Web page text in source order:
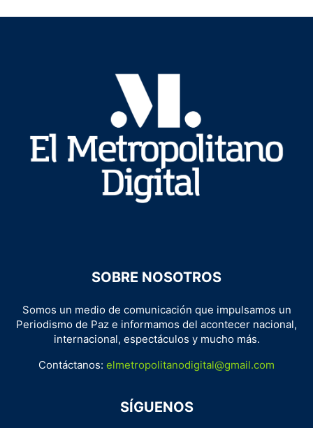
SOBRE NOSOTROS
Somos un medio de comunicación que impulsamos un
Periodismo de Paz e informamos del acontecer nacional,
internacional, espectáculos y mucho más.
Contáctanos: elmetropolitanodigital@gmail.com
SÍGUENOS